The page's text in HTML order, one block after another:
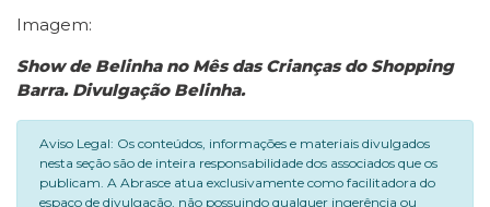
Imagem:
Show de Belinha no Mês das Crianças do Shopping
Barra. Divulgação Belinha.
Aviso Legal: Os conteúdos, informações e materiais divulgados
nesta seção são de inteira responsabilidade dos associados que os
publicam. A Abrasce atua exclusivamente como facilitadora do
espaço de divulgação, não possuindo qualquer ingerência ou